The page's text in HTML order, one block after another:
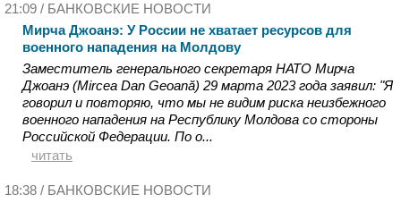
21:09 / БАНКОВСКИЕ НОВОСТИ
Мирча Джоанэ: У России не хватает ресурсов для
военного нападения на Молдову
Заместитель генерального секретаря НАТО Мирча
Джоанэ (Mircea Dan Geoană) 29 марта 2023 года заявил: "Я
говорил и повторяю, что мы не видим риска неизбежного
военного нападения на Республику Молдова со стороны
Российской Федерации. По о...
читать
18:38 / БАНКОВСКИЕ НОВОСТИ